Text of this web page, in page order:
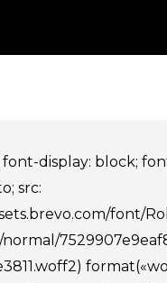
display: block;
src:
font/